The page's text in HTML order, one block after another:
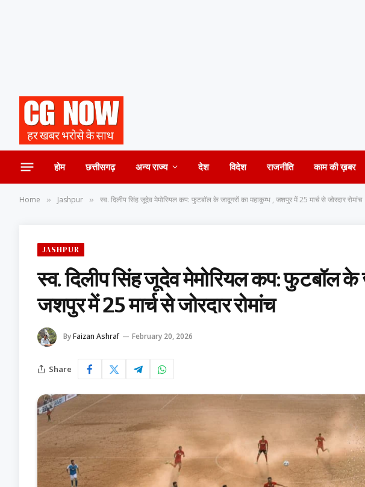
होम छत्तीसगढ़ अन्य राज्य देश विदेश राजनीति काम की ख़बर
Home » Jashpur » स्व. दिलीप सिंह जूदेव मेमोरियल कप: फुटबॉल के जादूगरों का महाकुम्भ , जशपुर में 25 मार्च से जोरदार रोमांच
JASHPUR
स्व. दिलीप सिंह जूदेव मेमोरियल कप: फुटबॉल के
जशपुर में 25 मार्च से जोरदार रोमांच
ByFaizan Ashraf February 20, 2026
Share